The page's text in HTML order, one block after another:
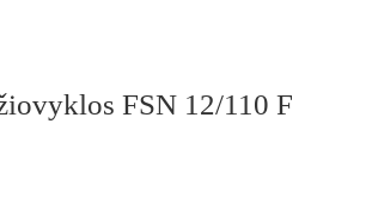
FSN 12/110 F